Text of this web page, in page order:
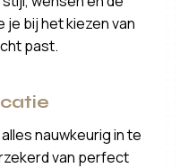
je bij het kiezen van
past.
nauwkeurig in te
van perfect